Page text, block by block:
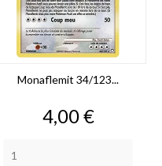
Monaflemit 34/123...
Prix
4,00 €